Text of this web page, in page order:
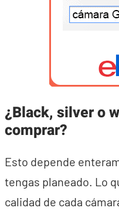
¿Black, silver o
comprar?
Esto depende
tengas planeado. Lo
calidad de cada